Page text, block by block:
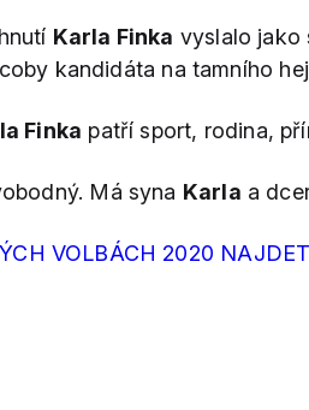
hnutí Karla Finka vyslalo jako
kandidáta na tamního
Finka patří sport, rodina,
Má syna Karla a
VOLBÁCH 2020